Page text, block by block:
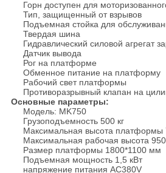
Горн доступен для
Тип, защищенный от взрывов
Подъемная стойка для
Твердая шина
Гидравлический силовой агрегат
Датчик вывода
Рог на платформе
Обменное питание на платформу
Рабочий свет платформы
Противоразрывный клапан на
Основные параметры:
Модель: MK750
Грузоподъемность 500 кг
Максимальная высота
Максимальная рабочая высота
Размер платформы 1800*1100 мм
Подъемная мощность 1,5 кВт
напряжение питания AC380V